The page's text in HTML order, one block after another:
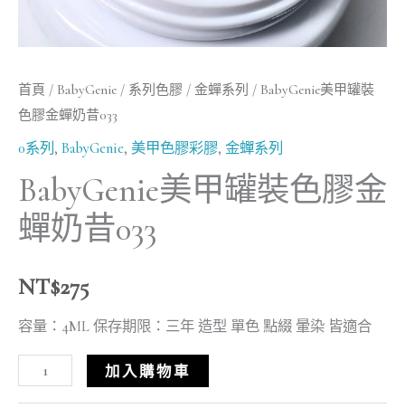
首頁 / BabyGenie / 系列色膠 / 金蟬系列 / BabyGenie美甲罐裝
色膠金蟬奶昔033
0系列, BabyGenie, 美甲色膠彩膠, 金蟬系列
BabyGenie美甲罐裝色膠金
蟬奶昔033
NT$275
容量：4ML 保存期限：三年 造型 單色 點綴 暈染 皆適合
量
加入購物車